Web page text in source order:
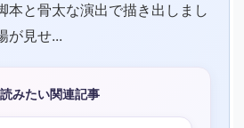
本と骨太な演出で描き出しまし
が見せ...
みたい関連記事